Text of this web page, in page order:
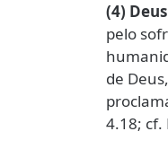
(4)
pelo
de
4.18; cf.